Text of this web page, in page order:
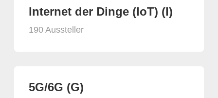
Internet der Dinge (IoT) (I)
190 Aussteller
5G/6G (G)